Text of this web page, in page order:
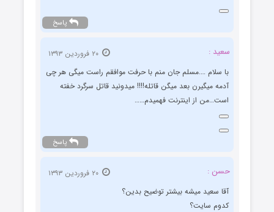
پاسخ
سعید :
با سلام ….مسلم جان منم با حرفت موافقم راست میگی هر چی
آدمه میگیرن بعد میگن قاتله!!!! میدونید قاتل سرگرد خفته
است…من از اینترنت فهمیدم……
پاسخ
حسن :
آقا سعید میشه بیشتر توضیح بدین؟
کدوم سایت؟